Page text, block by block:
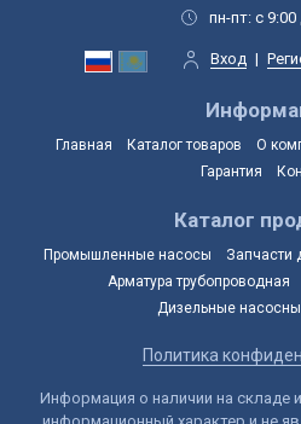
пн-пт: с
Вход |
Главная Каталог товаров О
Гарантия
Каталог
Промышленные насосы
Запчасти
Арматура трубопроводная
Дизельные
Политика
Информация о наличии на складе